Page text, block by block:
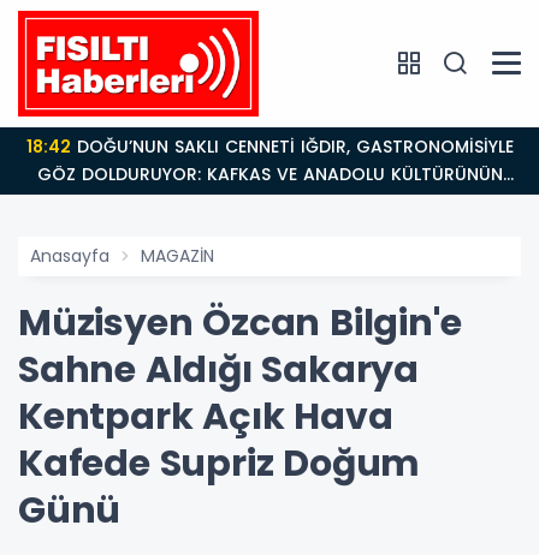
18:42
GÖZ DOLDURUYOR: KAFKAS VE ANADOLU KÜLTÜRÜNÜN
BULUŞMA NOKTASI
Anasayfa MAGAZİN
Müzisyen Özcan Bilgin'e
Sahne Aldığı Sakarya
Kentpark Açık Hava
Kafede Supriz Doğum
Günü